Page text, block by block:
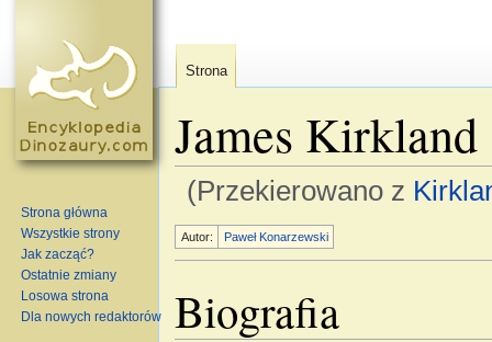
James Kirkland
(Przekierowano z
Autor: Paweł Konarzewski
Biografia
Strona
Strona główna
Wszystkie strony
Jak zacząć?
Ostatnie zmiany
Losowa strona
Dla nowych redaktorów